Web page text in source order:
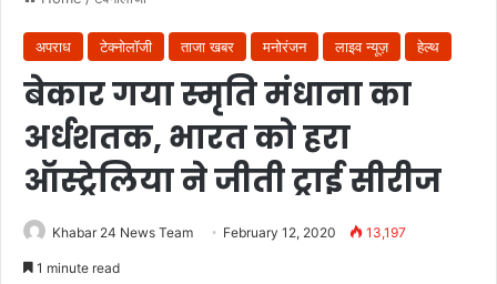
अपराध टेक्नोलॉजी ताजा खबर मनोरंजन लाइव न्यूज़ हेल्थ
बेकार गया स्मृति मंधाना का
अर्धशतक, भारत को हरा
ऑस्ट्रेलिया ने जीती ट्राई सीरीज
Khabar 24 News Team February 12, 2020 13,197
1 minute read